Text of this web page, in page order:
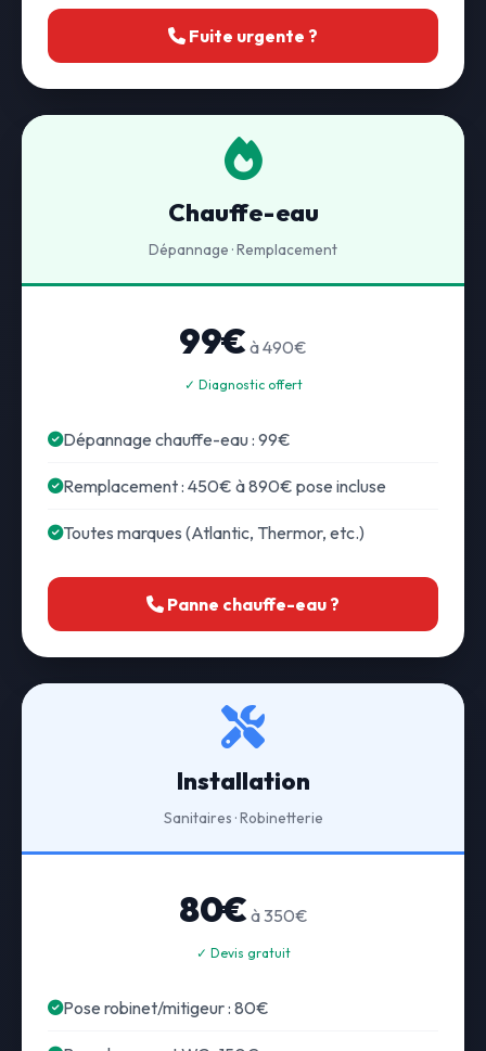
Fuite urgente ?
Chauffe-eau
Dépannage · Remplacement
99€ à 490€
✓ Diagnostic offert
Dépannage chauffe-eau : 99€
Remplacement : 450€ à 890€ pose incluse
Toutes marques (Atlantic, Thermor, etc.)
Panne chauffe-eau ?
Installation
Sanitaires · Robinetterie
80€ à 350€
✓ Devis gratuit
Pose robinet/mitigeur : 80€